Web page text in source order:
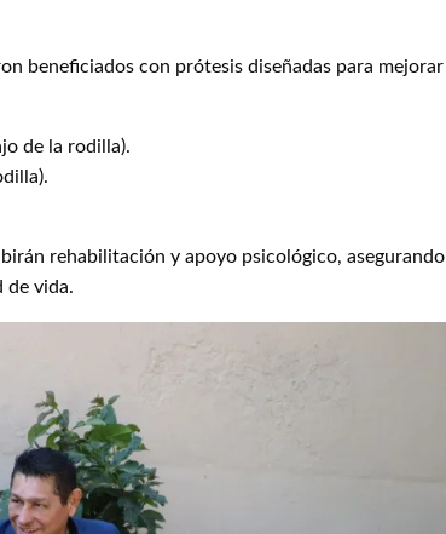
beneficiados con prótesis diseñadas para mejorar
de la rodilla).
rehabilitación y apoyo psicológico, asegurando
de vida.